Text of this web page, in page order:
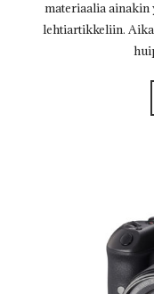
materiaalia
lehtiartikkeliin.